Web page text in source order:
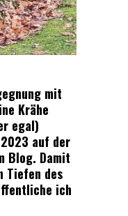
mit
Krähe
egal)
auf der
Blog. Damit
Tiefen des
ich